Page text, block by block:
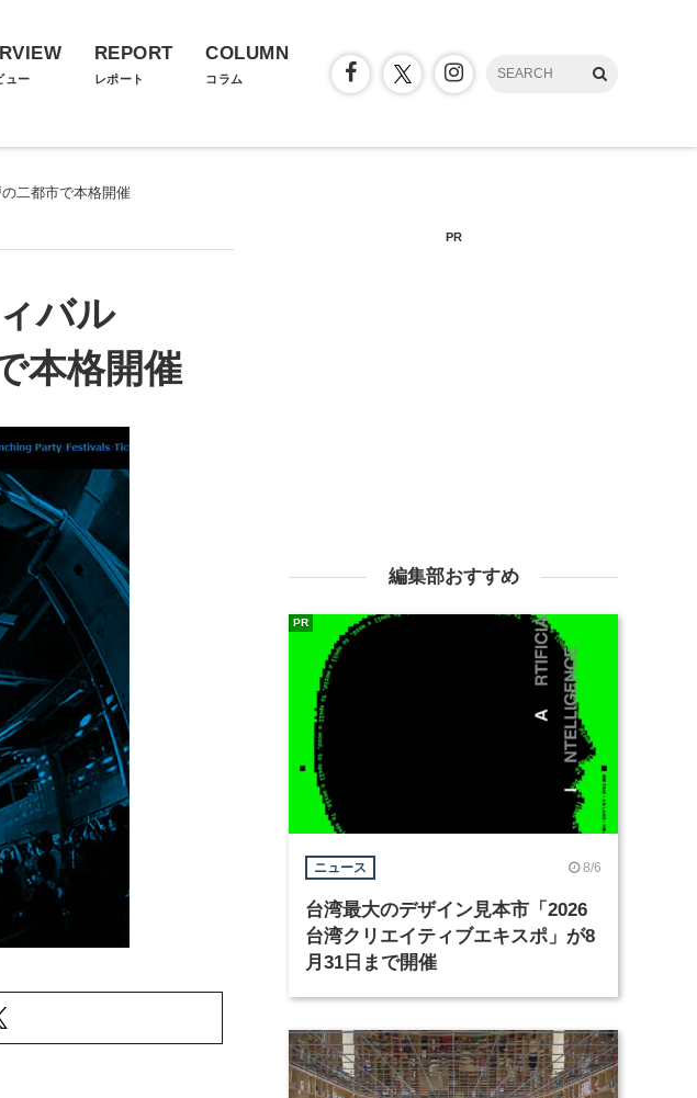
ュー
REPORT
レポート
COLUMN
コラム
二都市で本格開催
バル
本格開催
PR
編集部おすすめ
ニュース 8/6
台湾最大のデザイン見本市「2026
台湾クリエイティブエキスポ」が8
月31日まで開催
PR